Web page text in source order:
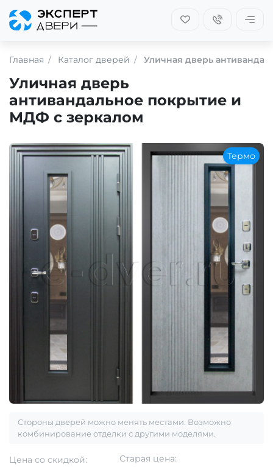
Главная Каталог дверей Уличная дверь
Уличная дверь
антивандальное покрытие и
МДФ с зеркалом
Термо
Стороны дверей можно менять местами. Возможно
комбинирование отделки с другими моделями.
Цена со скидкой: Старая цена: